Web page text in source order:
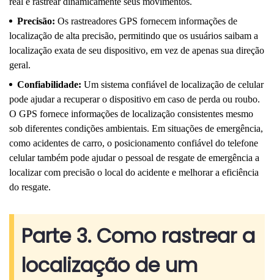
Precisão: Os rastreadores GPS fornecem informações de
localização de alta precisão, permitindo que os usuários saibam a
localização exata de seu dispositivo, em vez de apenas sua direção
geral.
Confiabilidade: Um sistema confiável de localização de celular
pode ajudar a recuperar o dispositivo em caso de perda ou roubo.
O GPS fornece informações de localização consistentes mesmo
sob diferentes condições ambientais. Em situações de emergência,
como acidentes de carro, o posicionamento confiável do telefone
celular também pode ajudar o pessoal de resgate de emergência a
localizar com precisão o local do acidente e melhorar a eficiência
do resgate.
Parte 3. Como rastrear a
localização de um